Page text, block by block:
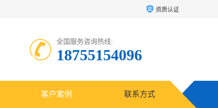
资质认证
全国服务咨询热线:
18755154096
客户案例 联系方式